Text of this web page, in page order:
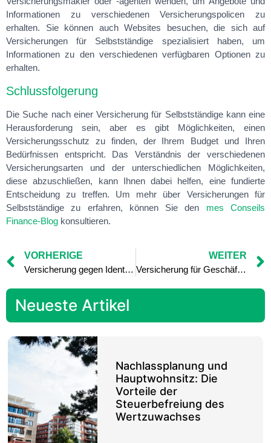
Informationen zu verschiedenen Versicherungspolicen zu
erhalten. Sie können auch Websites besuchen, die sich auf
Versicherungen für Selbstständige spezialisiert haben, um
Informationen zu den verschiedenen verfügbaren Optionen zu
erhalten.
Schlussfolgerung
Die Suche nach einer Versicherung für Selbstständige kann eine
Herausforderung sein, aber es gibt Möglichkeiten, einen
Versicherungsschutz zu finden, der Ihrem Budget und Ihren
Bedürfnissen entspricht. Das Verständnis der verschiedenen
Versicherungsarten und der unterschiedlichen Möglichkeiten,
diese abzuschließen, kann Ihnen dabei helfen, eine fundierte
Entscheidung zu treffen. Um mehr über Versicherungen für
Selbstständige zu erfahren, können Sie den mes Conseils
Finance-Blog konsultieren.
VORHERIGE
Versicherung gegen Identitätsdiebstahl: So schützen Sie Ihre persönlichen Daten
WEITER
Versicherung für Geschäftsinhaber: Sicherung des Fortbestands des Unternehmens
Neueste Artikel
Nachlassplanung und
Hauptwohnsitz: Die
Vorteile der
Steuerbefreiung des
Wertzuwachses